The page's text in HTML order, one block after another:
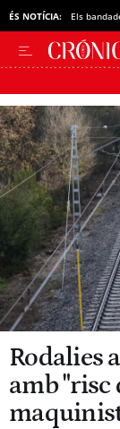
ÉS NOTÍCIA: Els
Rodalies
amb "risc